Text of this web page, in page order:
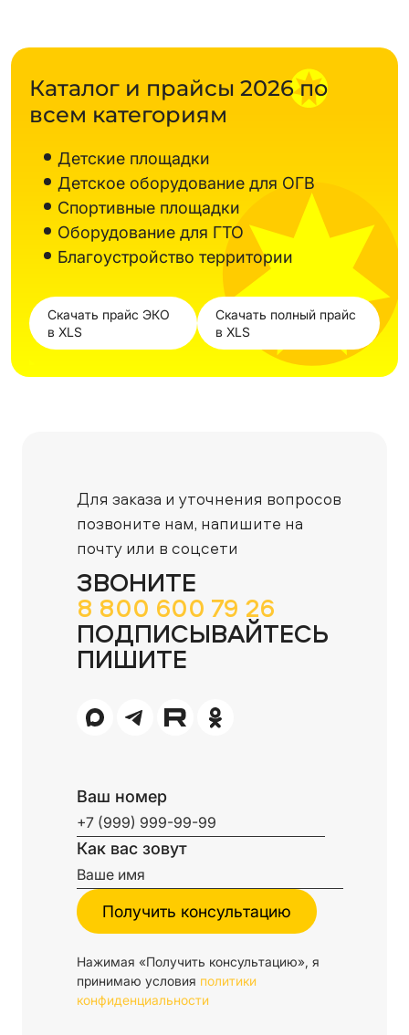
Каталог и прайсы 2026 по
всем категориям
Детские площадки
Детское оборудование для ОГВ
Спортивные площадки
Оборудование для ГТО
Благоустройство территории
Скачать прайс ЭКО
в XLS
Скачать полный прайс
в XLS
Для заказа и уточнения вопросов
позвоните нам, напишите на
почту или в соцсети
ЗВОНИТЕ
8 800 600 79 26
ПОДПИСЫВАЙТЕСЬ
ПИШИТЕ
Ваш номер
Как вас зовут
Нажимая «Получить консультацию», я
принимаю условия политики
конфиденциальности